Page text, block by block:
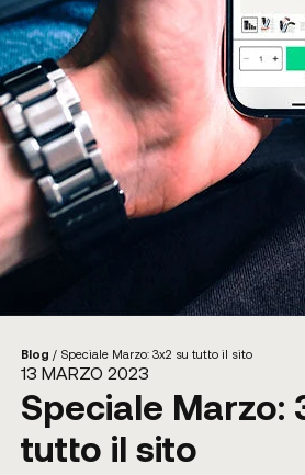
Blog / Speciale Marzo: 3x2 su tutto il sito
13 MARZO 2023
Speciale Marzo:
tutto il sito